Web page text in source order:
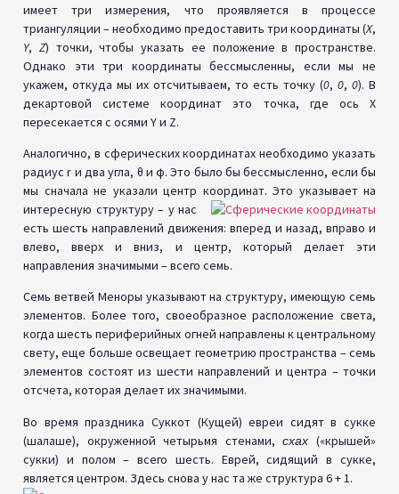
имеет три измерения, что проявляется в процессе
триангуляции – необходимо предоставить три координаты (X,
Y, Z) точки, чтобы указать ее положение в пространстве.
Однако эти три координаты бессмысленны, если мы не
укажем, откуда мы их отсчитываем, то есть точку (0, 0, 0). В
декартовой системе координат это точка, где ось X
пересекается с осями Y и Z.
Аналогично, в сферических координатах необходимо указать
радиус r и два угла, θ и ϕ. Это было бы бессмысленно, если бы
мы сначала не указали центр координат. Это указывает на
интересную структуру – у нас
есть шесть направлений движения: вперед и назад, вправо и
влево, вверх и вниз, и центр, который делает эти
направления значимыми – всего семь.
Семь ветвей Меноры указывают на структуру, имеющую семь
элементов. Более того, своеобразное расположение света,
когда шесть периферийных огней направлены к центральному
свету, еще больше освещает геометрию пространства – семь
элементов состоят из шести направлений и центра – точки
отсчета, которая делает их значимыми.
Во время праздника Суккот (Кущей) евреи сидят в сукке
(шалаше), окруженной четырьмя стенами,схах («крышей»
сукки) и полом – всего шесть. Еврей, сидящий в сукке,
является центром. Здесь снова у нас та же структура 6 + 1.